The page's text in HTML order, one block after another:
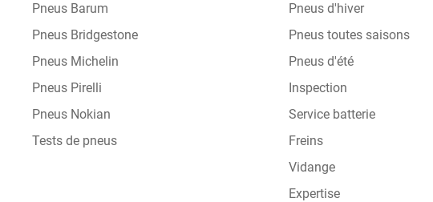
Pneus Barum
Pneus Bridgestone
Pneus Michelin
Pneus Pirelli
Pneus Nokian
Tests de pneus
Pneus d'hiver
Pneus toutes saisons
Pneus d'été
Inspection
Service batterie
Freins
Vidange
Expertise